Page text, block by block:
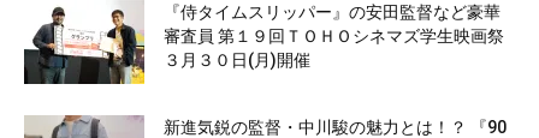
『侍タイムスリッパー』の安田監督など豪華
審査員 第１９回ＴＯＨＯシネマズ学生映画祭
３月３０日(月)開催
新進気鋭の監督・中川駿の魅力とは！？ 『90